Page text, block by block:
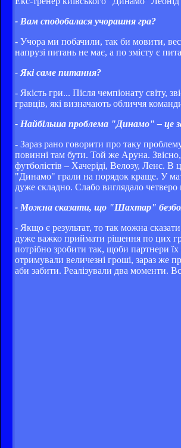
- Вам сподобалася учорашня гра?
- Учора ми побачили, так би мовити,
напрузі питань не має, а по змісту є
- Які саме питання?
- Якість гри... Після чемпіонату
гравців, які визначають обличчя
- Найбільша проблема "Динамо" – це
- Зараз рано говорити про таку
повинні там бути. Той же Аруна. Звісно,
футболістів – Хачеріді, Велозу, Ленс.
"Динамо" грали на порядок краще. У
дуже складно. Слабо виглядало четверо
- Можна сказати, що "Шахтар"
- Якщо є результат, то так можна
дуже важко приймати рішення по цих
потрібно зробити так, щоби партнери
отримували величезні гроші, зараз же
аби забити. Реалізували два моменти.